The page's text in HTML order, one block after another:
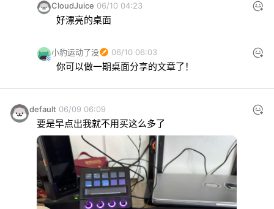
CloudJuice 06/10 04:23
好漂亮的桌面
小豹运动了没 06/10 06:03
你可以做一期桌面分享的文章了！
default 06/09 06:09
要是早点出我就不用买这么多了